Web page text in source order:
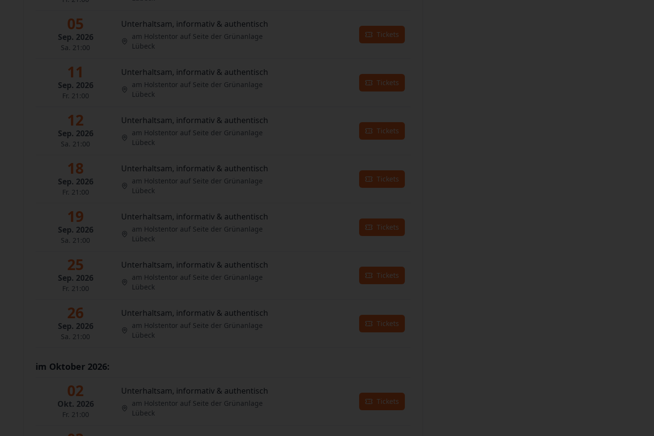
05
Sep. 2026
Sa. 21:00
Unterhaltsam, informativ & authentisch
am Holstentor auf Seite der Grünanlage
Lübeck
Tickets
11
Sep. 2026
Fr. 21:00
Unterhaltsam, informativ & authentisch
am Holstentor auf Seite der Grünanlage
Lübeck
Tickets
12
Sep. 2026
Sa. 21:00
Unterhaltsam, informativ & authentisch
am Holstentor auf Seite der Grünanlage
Lübeck
Tickets
18
Sep. 2026
Fr. 21:00
Unterhaltsam, informativ & authentisch
am Holstentor auf Seite der Grünanlage
Lübeck
Tickets
19
Sep. 2026
Sa. 21:00
Unterhaltsam, informativ & authentisch
am Holstentor auf Seite der Grünanlage
Lübeck
Tickets
25
Sep. 2026
Fr. 21:00
Unterhaltsam, informativ & authentisch
am Holstentor auf Seite der Grünanlage
Lübeck
Tickets
26
Sep. 2026
Sa. 21:00
Unterhaltsam, informativ & authentisch
am Holstentor auf Seite der Grünanlage
Lübeck
Tickets
im Oktober 2026:
02
Okt. 2026
Fr. 21:00
Unterhaltsam, informativ & authentisch
am Holstentor auf Seite der Grünanlage
Lübeck
Tickets